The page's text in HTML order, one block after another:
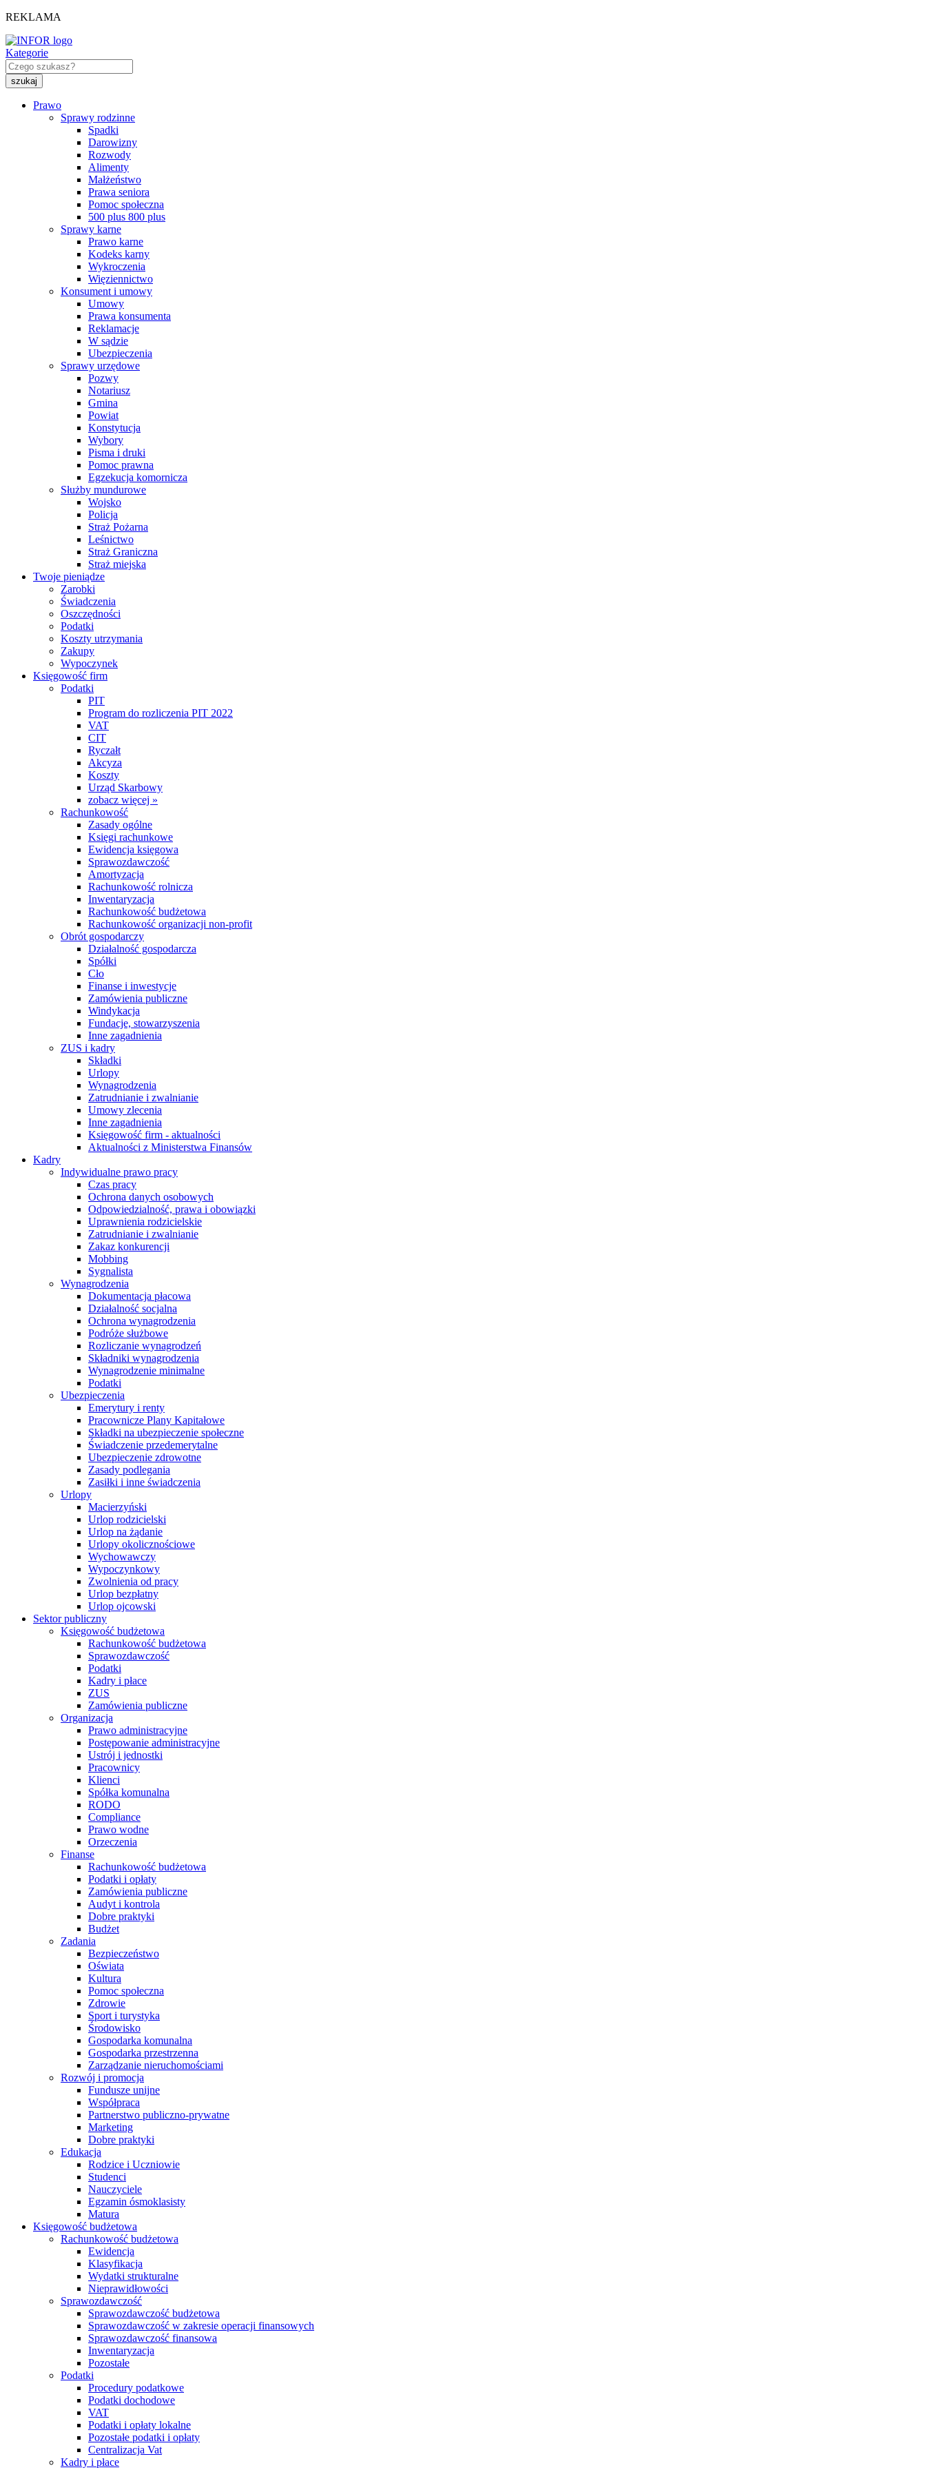
REKLAMA
Kategorie
Prawo
Sprawy rodzinne
Spadki
Darowizny
Rozwody
Alimenty
Małżeństwo
Prawa seniora
Pomoc społeczna
500 plus 800 plus
Sprawy karne
Prawo karne
Kodeks karny
Wykroczenia
Więziennictwo
Konsument i umowy
Umowy
Prawa konsumenta
Reklamacje
W sądzie
Ubezpieczenia
Sprawy urzędowe
Pozwy
Notariusz
Gmina
Powiat
Konstytucja
Wybory
Pisma i druki
Pomoc prawna
Egzekucja komornicza
Służby mundurowe
Wojsko
Policja
Straż Pożarna
Leśnictwo
Straż Graniczna
Straż miejska
Twoje pieniądze
Zarobki
Świadczenia
Oszczędności
Podatki
Koszty utrzymania
Zakupy
Wypoczynek
Księgowość firm
Podatki
PIT
Program do rozliczenia PIT 2022
VAT
CIT
Ryczałt
Akcyza
Koszty
Urząd Skarbowy
zobacz więcej »
Rachunkowość
Zasady ogólne
Księgi rachunkowe
Ewidencja księgowa
Sprawozdawczość
Amortyzacja
Rachunkowość rolnicza
Inwentaryzacja
Rachunkowość budżetowa
Rachunkowość organizacji non-profit
Obrót gospodarczy
Działalność gospodarcza
Spółki
Cło
Finanse i inwestycje
Zamówienia publiczne
Windykacja
Fundacje, stowarzyszenia
Inne zagadnienia
ZUS i kadry
Składki
Urlopy
Wynagrodzenia
Zatrudnianie i zwalnianie
Umowy zlecenia
Inne zagadnienia
Księgowość firm - aktualności
Aktualności z Ministerstwa Finansów
Kadry
Indywidualne prawo pracy
Czas pracy
Ochrona danych osobowych
Odpowiedzialność, prawa i obowiązki
Uprawnienia rodzicielskie
Zatrudnianie i zwalnianie
Zakaz konkurencji
Mobbing
Sygnalista
Wynagrodzenia
Dokumentacja płacowa
Działalność socjalna
Ochrona wynagrodzenia
Podróże służbowe
Rozliczanie wynagrodzeń
Składniki wynagrodzenia
Wynagrodzenie minimalne
Podatki
Ubezpieczenia
Emerytury i renty
Pracownicze Plany Kapitałowe
Składki na ubezpieczenie społeczne
Świadczenie przedemerytalne
Ubezpieczenie zdrowotne
Zasady podlegania
Zasiłki i inne świadczenia
Urlopy
Macierzyński
Urlop rodzicielski
Urlop na żądanie
Urlopy okolicznościowe
Wychowawczy
Wypoczynkowy
Zwolnienia od pracy
Urlop bezpłatny
Urlop ojcowski
Sektor publiczny
Księgowość budżetowa
Rachunkowość budżetowa
Sprawozdawczość
Podatki
Kadry i płace
ZUS
Zamówienia publiczne
Organizacja
Prawo administracyjne
Postępowanie administracyjne
Ustrój i jednostki
Pracownicy
Klienci
Spółka komunalna
RODO
Compliance
Prawo wodne
Orzeczenia
Finanse
Rachunkowość budżetowa
Podatki i opłaty
Zamówienia publiczne
Audyt i kontrola
Dobre praktyki
Budżet
Zadania
Bezpieczeństwo
Oświata
Kultura
Pomoc społeczna
Zdrowie
Sport i turystyka
Środowisko
Gospodarka komunalna
Gospodarka przestrzenna
Zarządzanie nieruchomościami
Rozwój i promocja
Fundusze unijne
Współpraca
Partnerstwo publiczno-prywatne
Marketing
Dobre praktyki
Edukacja
Rodzice i Uczniowie
Studenci
Nauczyciele
Egzamin ósmoklasisty
Matura
Księgowość budżetowa
Rachunkowość budżetowa
Ewidencja
Klasyfikacja
Wydatki strukturalne
Nieprawidłowości
Sprawozdawczość
Sprawozdawczość budżetowa
Sprawozdawczość w zakresie operacji finansowych
Sprawozdawczość finansowa
Inwentaryzacja
Pozostałe
Podatki
Procedury podatkowe
Podatki dochodowe
VAT
Podatki i opłaty lokalne
Pozostałe podatki i opłaty
Centralizacja Vat
Kadry i płace